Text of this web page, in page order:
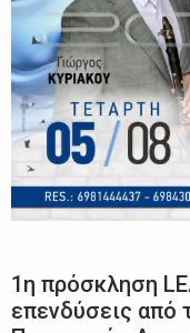
more
1η πρόσκληση
επενδύσεις από